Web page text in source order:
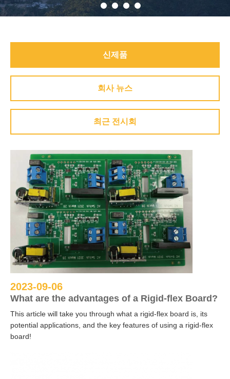
신제품
회사 뉴스
최근 전시회
2023-09-06
What are the advantages of a Rigid-flex Board?
This article will take you through what a rigid-flex board is, its
potential applications, and the key features of using a rigid-flex
board!